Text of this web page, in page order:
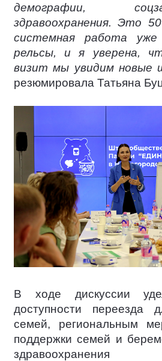
демографии,
здравоохранения. Это
системная работа уже
рельсы, и я уверена,
визит мы увидим новые
резюмировала Татьяна
В ходе дискуссии
доступности переезда
семей, региональным
поддержки семей и